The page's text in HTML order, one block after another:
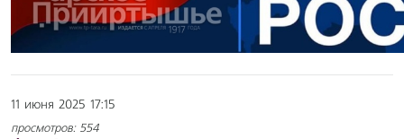
11 июня 2025 17:15
просмотров: 554